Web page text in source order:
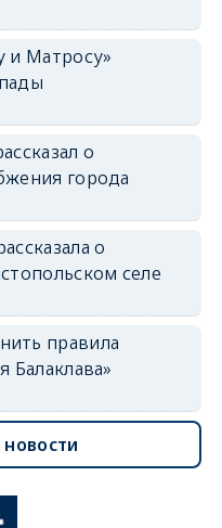
и Матросу»
о
города
о
селе
правила
Балаклава»